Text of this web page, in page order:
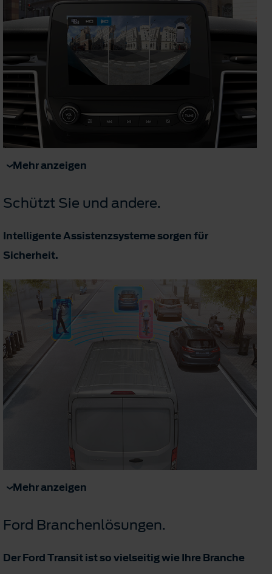
Mehr anzeigen
Schützt Sie und andere.
Intelligente Assistenzsysteme sorgen für
Sicherheit.
Mehr anzeigen
Ford Branchenlösungen.
Der Ford Transit ist so vielseitig wie Ihre Branche